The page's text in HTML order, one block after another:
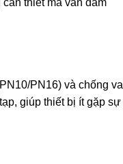
thiết mà vẫn đảm
PN16) và chống va
giúp thiết bị ít gặp sự